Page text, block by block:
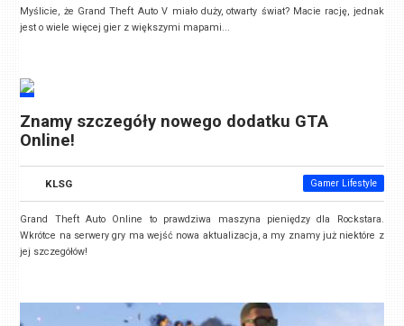
Myślicie, że Grand Theft Auto V miało duży, otwarty świat? Macie rację, jednak
jest o wiele więcej gier z większymi mapami...
Znamy szczegóły nowego dodatku GTA
Online!
KLSG Gamer Lifestyle
Grand Theft Auto Online to prawdziwa maszyna pieniędzy dla Rockstara.
Wkrótce na serwery gry ma wejść nowa aktualizacja, a my znamy już niektóre z
jej szczegółów!